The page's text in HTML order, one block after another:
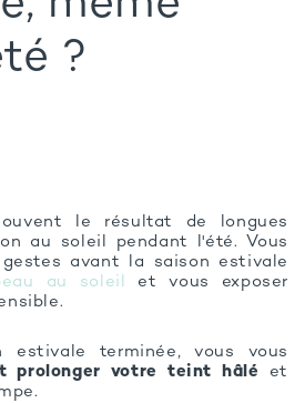
?
le résultat de longues
au soleil pendant l'été. Vous
avant la saison estivale
au soleil et vous exposer
terminée, vous vous
prolonger votre teint hâlé
et